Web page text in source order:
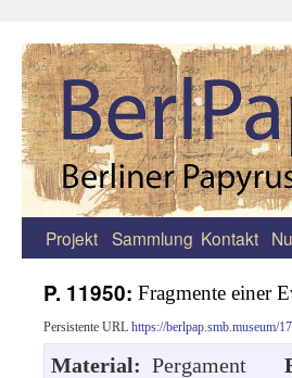
Zum
springen
Projekt Sammlung Kontakt
P. 11950: Fragmente einer
Persistente URL https://berlpap.smb.museum/
Material: Pergament